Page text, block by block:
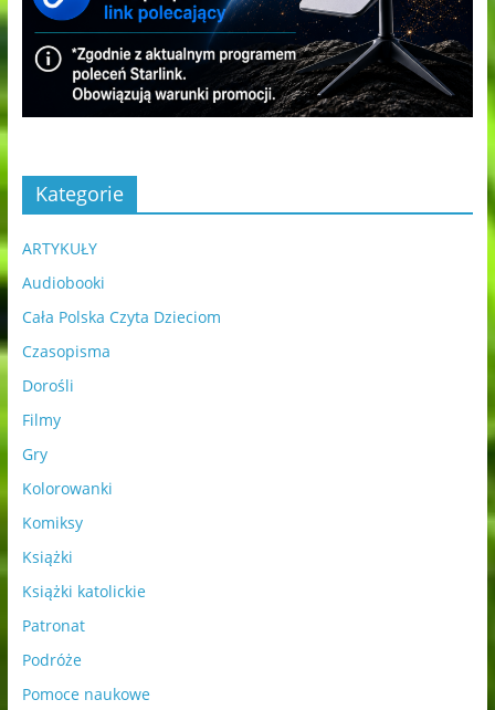
Kategorie
ARTYKUŁY
Audiobooki
Cała Polska Czyta Dzieciom
Czasopisma
Dorośli
Filmy
Gry
Kolorowanki
Komiksy
Książki
Książki katolickie
Patronat
Podróże
Pomoce naukowe